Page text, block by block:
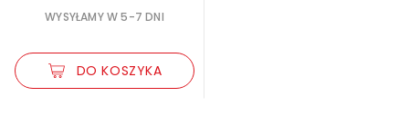
WYSYŁAMY W 5-7 DNI
DO KOSZYKA